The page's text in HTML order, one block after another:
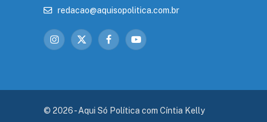
redacao@aquisopolitica.com.br
Instagram
X
FacebookYouTube
© 2026 - Aqui Só Política com Cíntia Kelly